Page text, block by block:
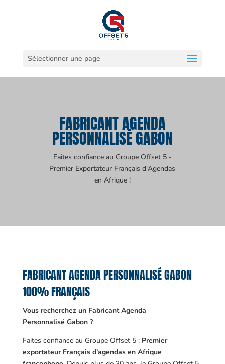
Sélectionner une page
FABRICANT AGENDA
PERSONNALISÉ GABON
Faites confiance au Groupe Offset 5 -
Premier Exportateur Français d'Agendas
en Afrique !
FABRICANT AGENDA PERSONNALISÉ GABON
100% FRANÇAIS
Vous recherchez un Fabricant Agenda
Personnalisé Gabon ?
Faites confiance au Groupe Offset 5 : Premier
exportateur Français d’agendas en Afrique